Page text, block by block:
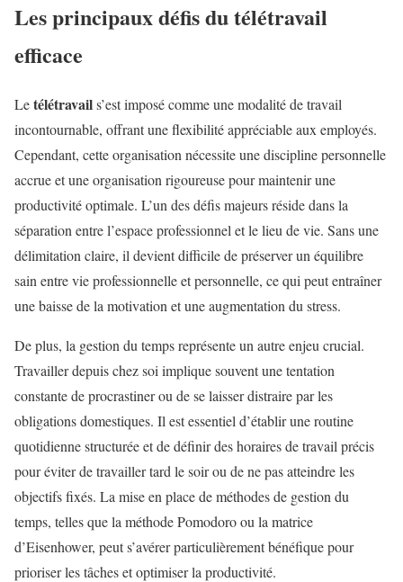
Les principaux défis du télétravail
efficace
Letélétravails’est imposé comme une modalité de travail
incontournable, offrant une flexibilité appréciable aux employés.
Cependant, cette organisation nécessite une discipline personnelle
accrue et une organisation rigoureuse pour maintenir une
productivité optimale. L’un des défis majeurs réside dans la
séparation entre l’espace professionnel et le lieu de vie. Sans une
délimitation claire, il devient difficile de préserver un équilibre
sain entre vie professionnelle et personnelle, ce qui peut entraîner
une baisse de la motivation et une augmentation du stress.
De plus, la gestion du temps représente un autre enjeu crucial.
Travailler depuis chez soi implique souvent une tentation
constante de procrastiner ou de se laisser distraire par les
obligations domestiques. Il est essentiel d’établir une routine
quotidienne structurée et de définir des horaires de travail précis
pour éviter de travailler tard le soir ou de ne pas atteindre les
objectifs fixés. La mise en place de méthodes de gestion du
temps, telles que la méthode Pomodoro ou la matrice
d’Eisenhower, peut s’avérer particulièrement bénéfique pour
prioriser les tâches et optimiser la productivité.